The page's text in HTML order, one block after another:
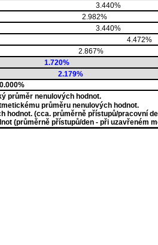
3.440%
2.982%
3.440%
4.472%
2.867%
1.720%
2.179%
průměr nenulových hodnot.
průměru nenulových hodnot.
hodnot. (cca. průměrně přístupů/pracovní
(průměrně přístupů/den - při uzavřeném